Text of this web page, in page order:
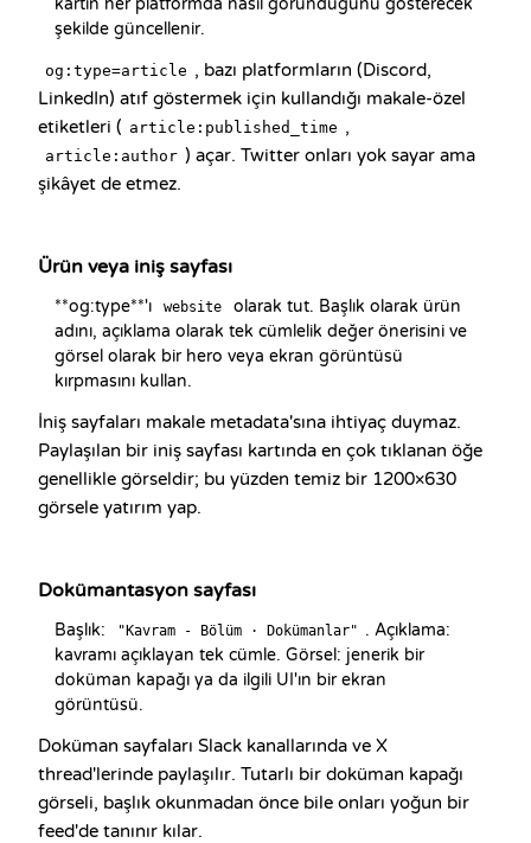
kartın her platformda nasıl göründüğünü gösterecek
şekilde güncellenir.
og:type=article , bazı platformların (Discord,
LinkedIn) atıf göstermek için kullandığı makale-özel
etiketleri ( article:published_time ,
article:author ) açar. Twitter onları yok sayar ama
şikâyet de etmez.
Ürün veya iniş sayfası
**og:type**'ı website
olarak tut. Başlık olarak ürün
adını, açıklama olarak tek cümlelik değer önerisini ve
görsel olarak bir hero veya ekran görüntüsü
kırpmasını kullan.
İniş sayfaları makale metadata'sına ihtiyaç duymaz.
Paylaşılan bir iniş sayfası kartında en çok tıklanan öğe
genellikle görseldir; bu yüzden temiz bir 1200×630
görsele yatırım yap.
Dokümantasyon sayfası
Başlık: "Kavram - Bölüm · Dokümanlar" . Açıklama:
kavramı açıklayan tek cümle. Görsel: jenerik bir
doküman kapağı ya da ilgili UI'ın bir ekran
görüntüsü.
Doküman sayfaları Slack kanallarında ve X
thread'lerinde paylaşılır. Tutarlı bir doküman kapağı
görseli, başlık okunmadan önce bile onları yoğun bir
feed'de tanınır kılar.